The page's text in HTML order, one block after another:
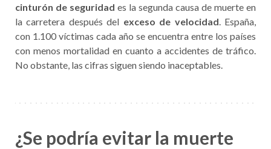
cinturón de seguridad es la segunda causa de muerte en
la carretera después del exceso de velocidad . España,
con 1.100 víctimas cada año se encuentra entre los países
con menos mortalidad en cuanto a accidentes de tráfico.
No obstante, las cifras siguen siendo inaceptables.
¿Se podría evitar la muerte